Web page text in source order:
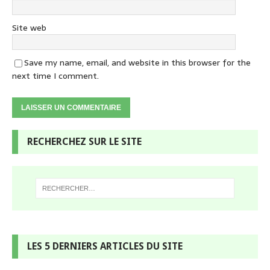
Site web
Save my name, email, and website in this browser for the
next time I comment.
RECHERCHEZ SUR LE SITE
LES 5 DERNIERS ARTICLES DU SITE